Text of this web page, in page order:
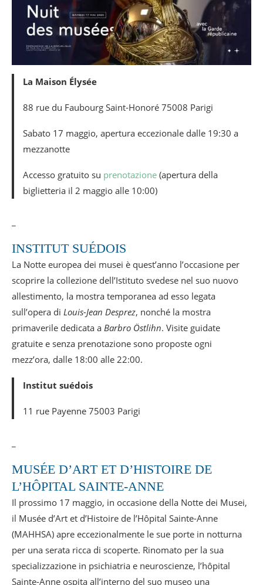
La Maison Élysée
88 rue du Faubourg Saint-Honoré 75008 Parigi
Sabato 17 maggio, apertura eccezionale dalle 19:30 a
mezzanotte
Accesso gratuito su prenotazione(apertura della
biglietteria il 2 maggio alle 10:00)
INSTITUT SUÉDOIS
La Notte europea dei musei è quest’anno l’occasione per
scoprire la collezione dell’Istituto svedese nel suo nuovo
allestimento, la mostra temporanea ad esso legata
sull’opera di Louis-Jean Desprez, nonché la mostra
primaverile dedicata a Barbro Östlihn. Visite guidate
gratuite e senza prenotazione sono proposte ogni
mezz’ora, dalle 18:00 alle 22:00.
Institut suédois
11 rue Payenne 75003 Parigi
MUSÉE D’ART ET D’HISTOIRE DE
L’HÔPITAL SAINTE-ANNE
Il prossimo 17 maggio, in occasione della Notte dei Musei,
il Musée d’Art et d’Histoire de l’Hôpital Sainte-Anne
(MAHHSA) apre eccezionalmente le sue porte in notturna
per una serata ricca di scoperte. Rinomato per la sua
specializzazione in psichiatria e neuroscienze, l’hôpital
Sainte-Anne ospita all’interno del suo museo una